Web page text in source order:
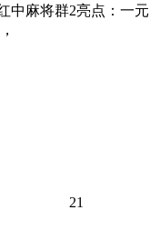
中麻将群2亮点：一元
21